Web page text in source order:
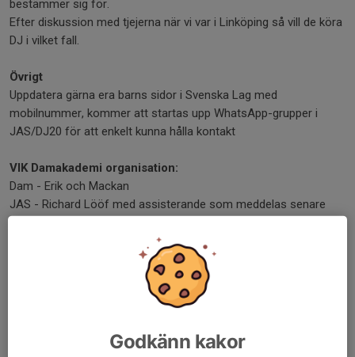
bestämmer sig för.
Efter diskussion med tjejerna när vi var i Linköping så vill de köra
DJ i vilket fall.
Övrigt
Uppdatera gärna era barns sidor i Svenska Lag med
mobilnummer, kommer att startas upp WhatsApp-grupper i
JAS/DJ20 för att enkelt kunna hålla kontakt
VIK Damakademi organisation:
Dam - Erik och Mackan
JAS - Richard Lööf med assisterande som meddelas senare
Godkänn kakor